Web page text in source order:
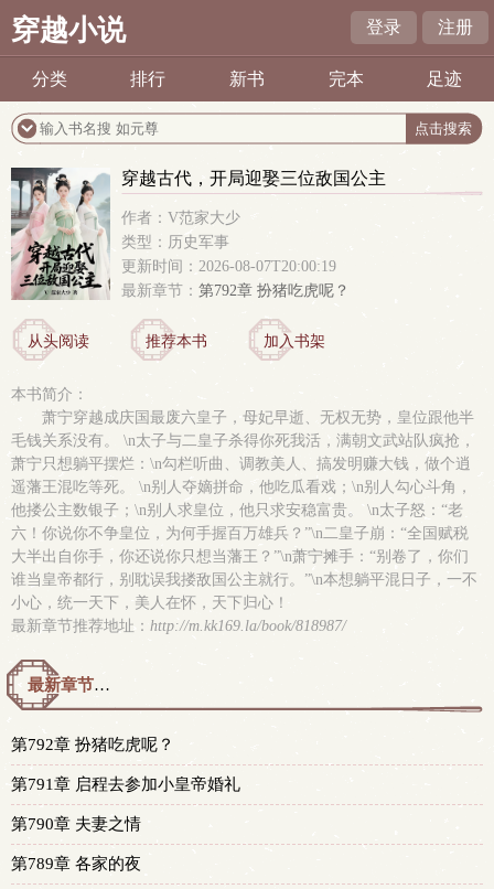
穿越小说 登录 注册
分类 排行 新书 完本 足迹
穿越古代，开局迎娶三位敌国公主
作者：V范家大少
类型：历史军事
更新时间：2026-08-07T20:00:19
最新章节： 第792章 扮猪吃虎呢？
从头阅读 推荐本书 加入书架
本书简介：
萧宁穿越成庆国最废六皇子，母妃早逝、无权无势，皇位跟他半
毛钱关系没有。 \n太子与二皇子杀得你死我活，满朝文武站队疯抢，
萧宁只想躺平摆烂：\n勾栏听曲、调教美人、搞发明赚大钱，做个逍
遥藩王混吃等死。 \n别人夺嫡拼命，他吃瓜看戏；\n别人勾心斗角，
他搂公主数银子；\n别人求皇位，他只求安稳富贵。 \n太子怒：“老
六！你说你不争皇位，为何手握百万雄兵？”\n二皇子崩：“全国赋税
大半出自你手，你还说你只想当藩王？”\n萧宁摊手：“别卷了，你们
谁当皇帝都行，别耽误我搂敌国公主就行。”\n本想躺平混日子，一不
小心，统一天下，美人在怀，天下归心！
最新章节推荐地址： http://m.kk169.la/book/818987/
最新章节预览 更新时间：2026-08-07T20:00:19
第792章 扮猪吃虎呢？
第791章 启程去参加小皇帝婚礼
第790章 夫妻之情
第789章 各家的夜